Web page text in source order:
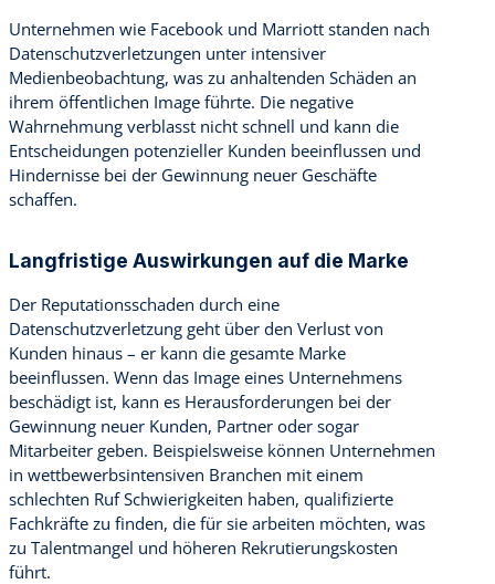
Unternehmen wie Facebook und Marriott standen nach
Datenschutzverletzungen unter intensiver
Medienbeobachtung, was zu anhaltenden Schäden an
ihrem öffentlichen Image führte. Die negative
Wahrnehmung verblasst nicht schnell und kann die
Entscheidungen potenzieller Kunden beeinflussen und
Hindernisse bei der Gewinnung neuer Geschäfte
schaffen.
Langfristige Auswirkungen auf die Marke
Der Reputationsschaden durch eine
Datenschutzverletzung geht über den Verlust von
Kunden hinaus – er kann die gesamte Marke
beeinflussen. Wenn das Image eines Unternehmens
beschädigt ist, kann es Herausforderungen bei der
Gewinnung neuer Kunden, Partner oder sogar
Mitarbeiter geben. Beispielsweise können Unternehmen
in wettbewerbsintensiven Branchen mit einem
schlechten Ruf Schwierigkeiten haben, qualifizierte
Fachkräfte zu finden, die für sie arbeiten möchten, was
zu Talentmangel und höheren Rekrutierungskosten
führt.